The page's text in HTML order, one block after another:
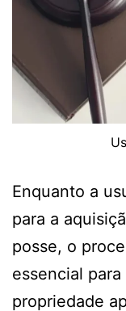
Enquanto a
para a
posse, o
essencial
propriedade